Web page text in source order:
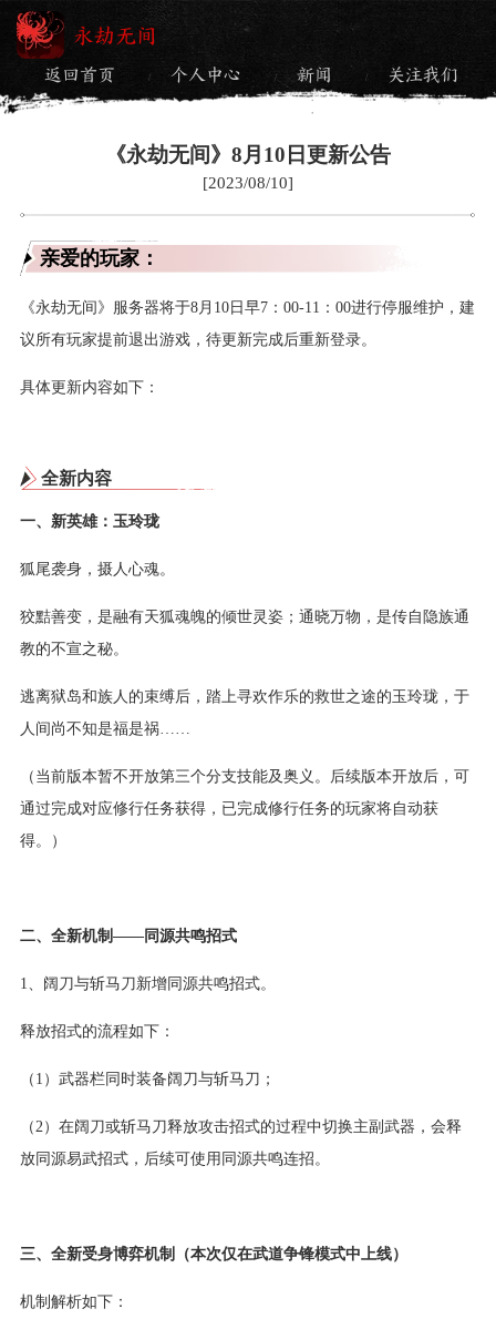
永劫无间
返回首页 / 个人中心 / 新闻 / 关注我们
《永劫无间》8月10日更新公告
[2023/08/10]
亲爱的玩家：
《永劫无间》服务器将于8月10日早7：00-11：00进行停服维护，建
议所有玩家提前退出游戏，待更新完成后重新登录。
具体更新内容如下：
全新内容
一、新英雄：玉玲珑
狐尾袭身，摄人心魂。
狡黠善变，是融有天狐魂魄的倾世灵姿；通晓万物，是传自隐族通
教的不宣之秘。
逃离狱岛和族人的束缚后，踏上寻欢作乐的救世之途的玉玲珑，于
人间尚不知是福是祸……
（当前版本暂不开放第三个分支技能及奥义。后续版本开放后，可
通过完成对应修行任务获得，已完成修行任务的玩家将自动获
得。）
二、全新机制——同源共鸣招式
1、阔刀与斩马刀新增同源共鸣招式。
释放招式的流程如下：
（1）武器栏同时装备阔刀与斩马刀；
（2）在阔刀或斩马刀释放攻击招式的过程中切换主副武器，会释
放同源易武招式，后续可使用同源共鸣连招。
三、全新受身博弈机制（本次仅在武道争锋模式中上线）
机制解析如下：